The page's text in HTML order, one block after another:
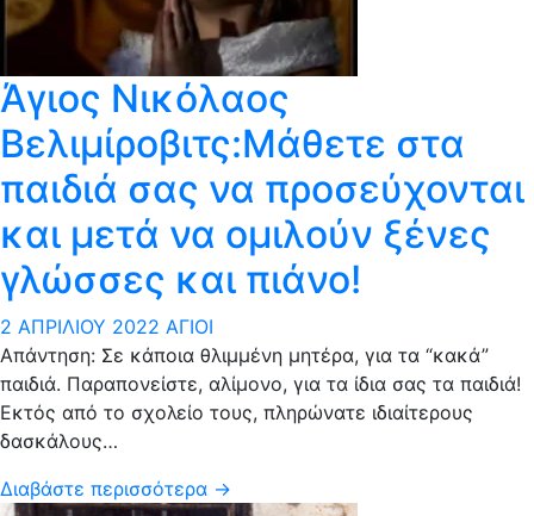
Άγιος Νικόλαος
Βελιμίροβιτς:Μάθετε στα
παιδιά σας να προσεύχονται
και μετά να ομιλούν ξένες
γλώσσες και πιάνο!
2 ΑΠΡΙΛΊΟΥ 2022 ΆΓΙΟΙ
Απάντηση: Σε κάποια θλιμμένη μητέρα, για τα “κακά”
παιδιά. Παραπονείστε, αλίμονο, για τα ίδια σας τα παιδιά!
Εκτός από το σχολείο τους, πληρώνατε ιδιαίτερους
δασκάλους…
Διαβάστε περισσότερα →